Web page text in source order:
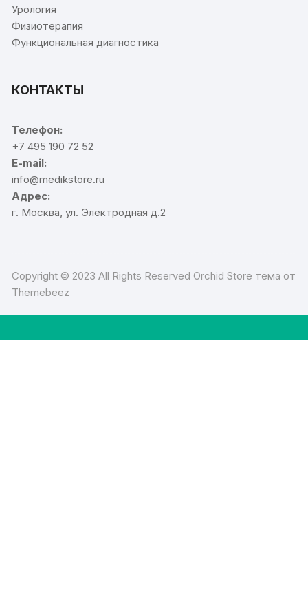
Урология
Физиотерапия
Функциональная диагностика
КОНТАКТЫ
Телефон:
+7 495 190 72 52
E-mail:
info@medikstore.ru
Адрес:
г. Москва, ул. Электродная д.2
Copyright © 2023 All Rights Reserved Orchid Store тема от
Themebeez